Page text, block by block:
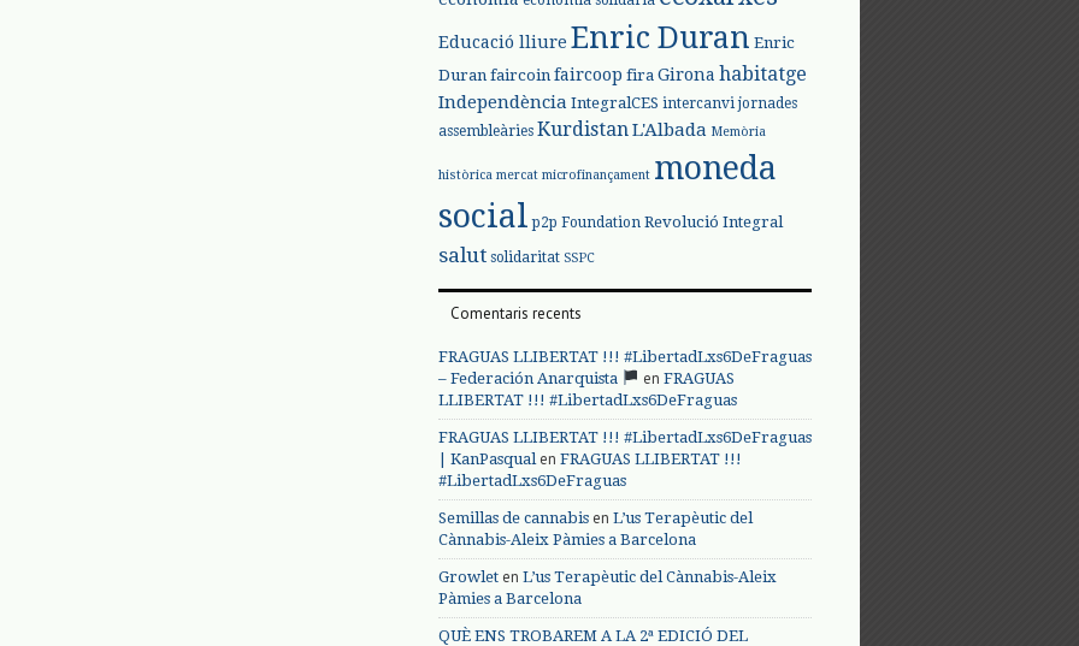
Educació lliure Enric Duran Enric
Duran faircoin faircoop fira Girona habitatge
Independència IntegralCES intercanvi jornades
assembleàries Kurdistan L'Albada Memòria
històrica mercat microfinançament moneda
social p2p Foundation Revolució Integral
salut solidaritat SSPC
Comentaris recents
FRAGUAS LLIBERTAT !!! #LibertadLxs6DeFraguas
– Federación Anarquista
en FRAGUAS
LLIBERTAT !!! #LibertadLxs6DeFraguas
FRAGUAS LLIBERTAT !!! #LibertadLxs6DeFraguas
| KanPasqualen FRAGUAS LLIBERTAT !!!
#LibertadLxs6DeFraguas
Semillas de cannabis en L’us Terapèutic del
Cànnabis-Aleix Pàmies a Barcelona
Growlet en L’us Terapèutic del Cànnabis-Aleix
Pàmies a Barcelona
QUÈ ENS TROBAREM A LA 2ª EDICIÓ DEL